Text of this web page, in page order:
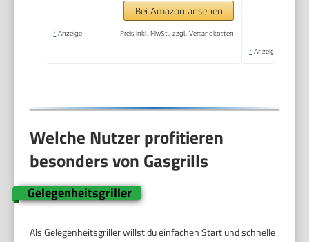
Bei Amazon ansehen
* Anzeige Preis inkl. MwSt., zzgl. Versandkosten
* Anzeige
Welche Nutzer profitieren
besonders von Gasgrills
Gelegenheitsgriller
Als Gelegenheitsgriller willst du einfachen Start und schnelle